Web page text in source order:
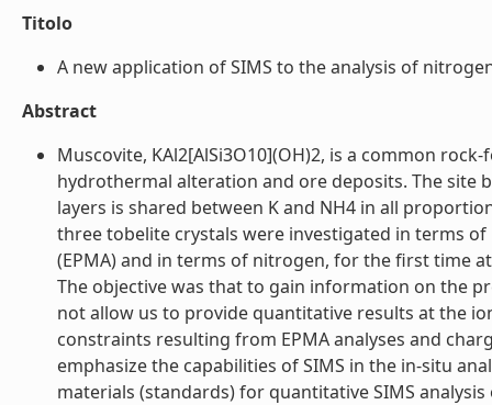
Titolo
A new application of SIMS to the analysis of
Abstract
Muscovite, KAl2[AlSi3O10](OH)2, is a common
hydrothermal alteration and ore deposits. The site
layers is shared between K and NH4 in all
three tobelite crystals were investigated in terms
(EPMA) and in terms of nitrogen, for the first time
The objective was that to gain information on the
not allow us to provide quantitative results at the
constraints resulting from EPMA analyses and
emphasize the capabilities of SIMS in the in-situ
materials (standards) for quantitative SIMS